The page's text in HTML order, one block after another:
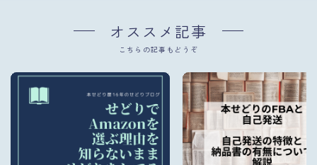
オススメ記事
こちらの記事もどうぞ